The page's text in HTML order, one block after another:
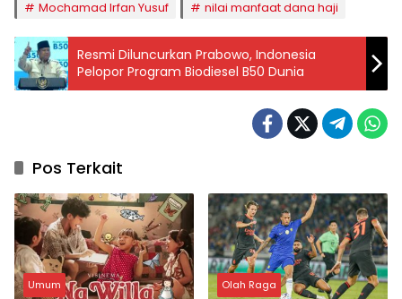
Mochamad Irfan Yusuf
nilai manfaat dana haji
Resmi Diluncurkan Prabowo, Indonesia
Pelopor Program Biodiesel B50 Dunia
Pos Terkait
Umum Olah Raga